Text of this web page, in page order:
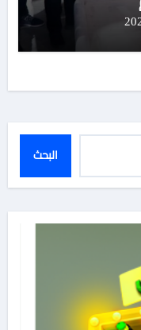
البحث